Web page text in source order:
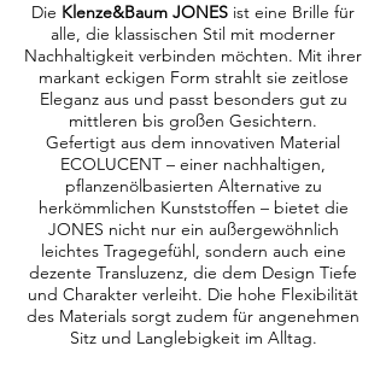
Die Klenze&Baum JONES ist eine Brille für
alle, die klassischen Stil mit moderner
Nachhaltigkeit verbinden möchten. Mit ihrer
markant eckigen Form strahlt sie zeitlose
Eleganz aus und passt besonders gut zu
mittleren bis großen Gesichtern.
Gefertigt aus dem innovativen Material
ECOLUCENT – einer nachhaltigen,
pflanzenölbasierten Alternative zu
herkömmlichen Kunststoffen – bietet die
JONES nicht nur ein außergewöhnlich
leichtes Tragegefühl, sondern auch eine
dezente Transluzenz, die dem Design Tiefe
und Charakter verleiht. Die hohe Flexibilität
des Materials sorgt zudem für angenehmen
Sitz und Langlebigkeit im Alltag.